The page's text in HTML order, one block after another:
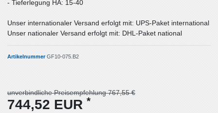
- Tieferlegung HA: 15-40
Unser internationaler Versand erfolgt mit: UPS-Paket international
Unser nationaler Versand erfolgt mit: DHL-Paket national
ArtikelnummerGF10-075.B2
unverbindliche Preisempfehlung 767,55 €
744,52 EUR *